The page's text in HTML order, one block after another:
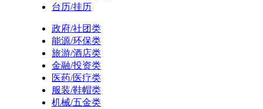
台历/挂历
政府/社团类
能源/环保类
旅游/酒店类
金融/投资类
医药/医疗类
服装/鞋帽类
机械/五金类